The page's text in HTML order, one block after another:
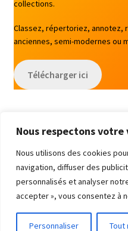
Nous respectons votre
Nous utilisons des cookies
navigation, diffuser des
personnalisés et analyser
accepter », vous consentez à
Personnaliser
collections.
Classez, répertoriez, annotez,
anciennes, semi-modernes ou
Télécharger ici
© CPAdDiCT Cartes 2026
Built with WooCommerce.